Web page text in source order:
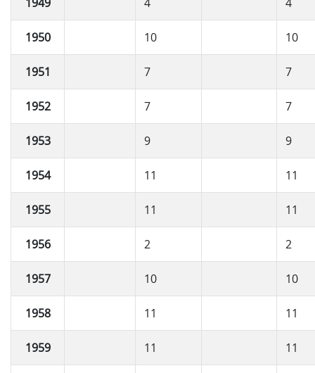
1950 10 10
1951 7 7
1952 7 7
1953 9 9
1954 11 11
1955 11 11
1956 2 2
1957 10 10
1958 11 11
1959 11 11